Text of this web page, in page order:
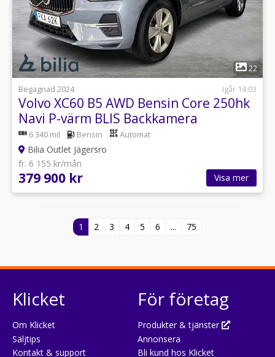
1
22
Begagnad 2024
Igår 14:03
Volvo XC60 B5 AWD Bensin Core 250hk
Navi P-värm BLIS Backkamera
6 340 mil Bensin Automat
Bilia Outlet Jägersro
fr. 6 155 kr/mån
379 900 kr Visa mer
1 2 3 4 5 6 ... 75
Klicket
Om Klicket
Säljtips
Kontakt & support
För företag
Produkter & tjänster
Annonsera
Bli kund hos Klicket